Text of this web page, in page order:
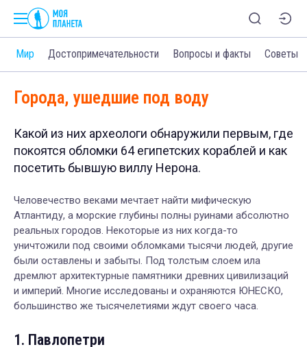
Мир Достопримечательности Вопросы и факты Советы
Города, ушедшие под воду
Какой из них археологи обнаружили первым, где
покоятся обломки 64 египетских кораблей и как
посетить бывшую виллу Нерона.
Человечество веками мечтает найти мифическую
Атлантиду, а морские глубины полны руинами абсолютно
реальных городов. Некоторые из них когда-то
уничтожили под своими обломками тысячи людей, другие
были оставлены и забыты. Под толстым слоем ила
дремлют архитектурные памятники древних цивилизаций
и империй. Многие исследованы и охраняются ЮНЕСКО,
большинство же тысячелетиями ждут своего часа.
1. Павлопетри